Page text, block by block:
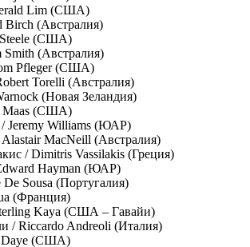
Lim (США)
Birch (Австралия)
(США)
(Австралия)
Pfleger (США)
Torelli (Австралия)
(Новая Зеландия)
Maas (США)
Jeremy Williams (ЮАР)
MacNeill (Австралия)
/ Dimitris Vassilakis (Греция)
Hayman (ЮАР)
De Sousa (Португалия)
(Франция)
Kaya (США – Гавайи)
/ Riccardo Andreoli (Италия)
Daye (США)